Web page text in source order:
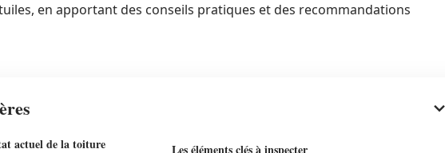
en apportant des conseils pratiques et des recommandations
actuel de la toiture
Les éléments clés à inspecter